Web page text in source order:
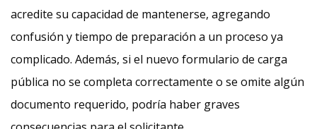
acredite su capacidad de mantenerse, agregando
confusión y tiempo de preparación a un proceso ya
complicado. Además, si el nuevo formulario de carga
pública no se completa correctamente o se omite algún
documento requerido, podría haber graves